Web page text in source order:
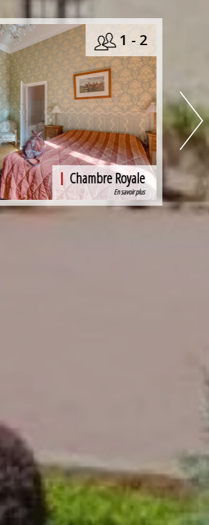
Chambre Dauphin
En savoir plus
1 - 2